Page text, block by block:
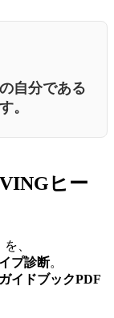
自分である
。
ヒー
、
プ診断。
イドブックPDF